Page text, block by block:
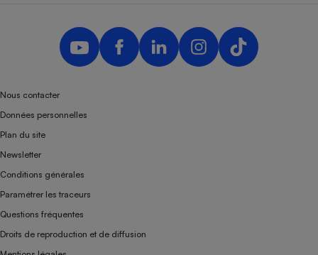
Nous contacter
Données personnelles
Plan du site
Newsletter
Conditions générales
Paramétrer les traceurs
Questions fréquentes
Droits de reproduction et de diffusion